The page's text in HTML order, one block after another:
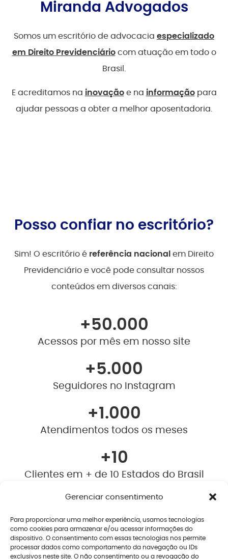
Gerenciar consentimento
Para proporcionar uma melhor experiência, usamos tecnologias
como cookies para armazenar e/ou acessar informações do
dispositivo. O consentimento com essas tecnologias nos permite
processar dados como comportamento da navegação ou IDs
exclusivos neste site. O não consentimento ou a revogação do
Miranda Advogados
Somos um escritório de advocacia especializado
em Direito Previdenciáriocom atuação em todo o
Brasil.
E acreditamos na inovaçãoe na informação para
ajudar pessoas a obter a melhor aposentadoria.
Posso confiar no escritório?
Sim! O escritório é referência nacionalem Direito
Previdenciário e você pode consultar nossos
conteúdos em diversos canais:
Acessos por mês em nosso site
+50.000
Seguidores no Instagram
+5.000
Atendimentos todos os meses
+1.000
Clientes em + de 10 Estados do Brasil
+10
+ Vídeos novos toda semana no
YouTube
EU QUERO O DIAGNÓSTICO